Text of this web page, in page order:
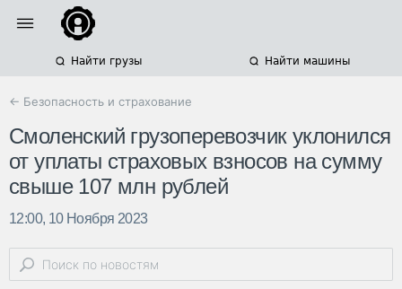
Найти грузы Найти машины
← Безопасность и страхование
Смоленский грузоперевозчик уклонился
от уплаты страховых взносов на сумму
свыше 107 млн рублей
12:00, 10 Ноября 2023